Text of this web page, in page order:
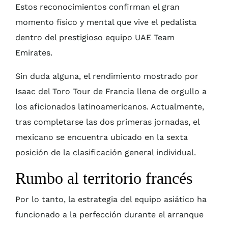
Estos reconocimientos confirman el gran
momento físico y mental que vive el pedalista
dentro del prestigioso equipo UAE Team
Emirates.
Sin duda alguna, el rendimiento mostrado por
Isaac del Toro Tour de Francia llena de orgullo a
los aficionados latinoamericanos. Actualmente,
tras completarse las dos primeras jornadas, el
mexicano se encuentra ubicado en la sexta
posición de la clasificación general individual.
Rumbo al territorio francés
Por lo tanto, la estrategia del equipo asiático ha
funcionado a la perfección durante el arranque